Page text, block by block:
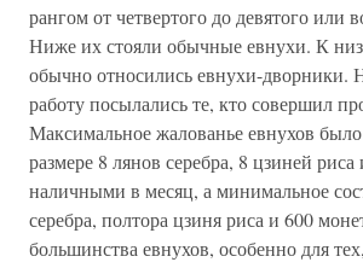
рангом от четвертого до девятого или
Ниже их стояли обычные евнухи. К
обычно относились евнухи-дворники.
работу посылались те, кто совершил
Максимальное жалованье евнухов
размере 8 лянов серебра, 8 цзиней
наличными в месяц, а минимальное
серебра, полтора цзиня риса и 600
большинства евнухов, особенно для